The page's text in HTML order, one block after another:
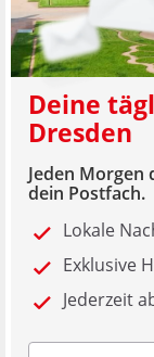
Deine
Dresden
Jeden
dein Postfach.
Lokale
Exklusive
Jederzeit